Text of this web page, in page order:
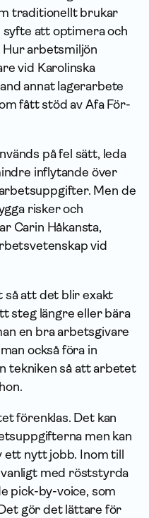
traditionellt brukar
syfte att optimera och
arbetsmiljön
vid Karolinska
annat lagerarbete
fått stöd av Afa För­
på fel sätt, leda
inflytande över
Men de
risker och
Carin Håkansta,
vid
så att det blir exakt
steg längre eller bära
en bra arbetsgivare
också föra in
tekniken så att arbetet
förenklas. Det kan
men kan
nytt jobb. Inom till
med röststyrda
pick-by-voice, som
gör det lättare för